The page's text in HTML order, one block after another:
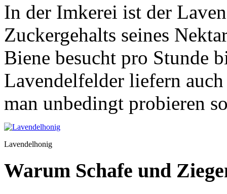
In der Imkerei ist der
Zuckergehalts seines
Biene besucht pro Stunde
Lavendelfelder liefern
man unbedingt probieren
Lavendelhonig
Warum Schafe und